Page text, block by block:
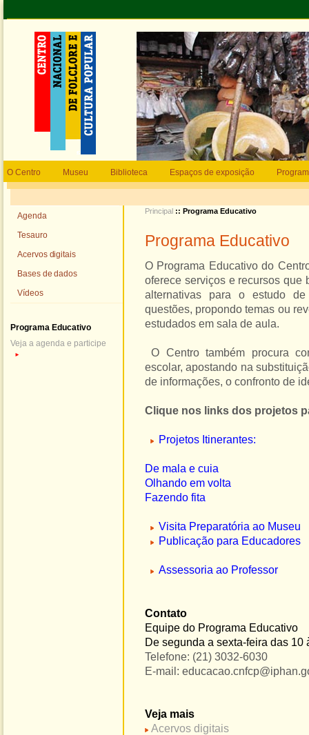
O Centro Museu Biblioteca Espaços de exposição
Agenda
Tesauro
Acervos digitais
Bases de dados
Vídeos
Programa Educativo
Veja a agenda e participe
►
Principal :: Programa Educativo
Programa Educativo
O Programa Educativo do
oferece serviços e recursos que
alternativas para o estudo
questões, propondo temas ou
estudados em sala de aula.
O Centro também procura
escolar, apostando na
de informações, o confronto de
Clique nos links dos projetos
Projetos Itinerantes:
De mala e cuia
Olhando em volta
Fazendo fita
Visita Preparatória ao Museu
Publicação para Educadores
Assessoria ao Professor
Contato
Equipe do Programa Educativo
De segunda a sexta-feira das 10
Telefone: (21) 3032-6030
E-mail:
Veja mais
Acervos digitais